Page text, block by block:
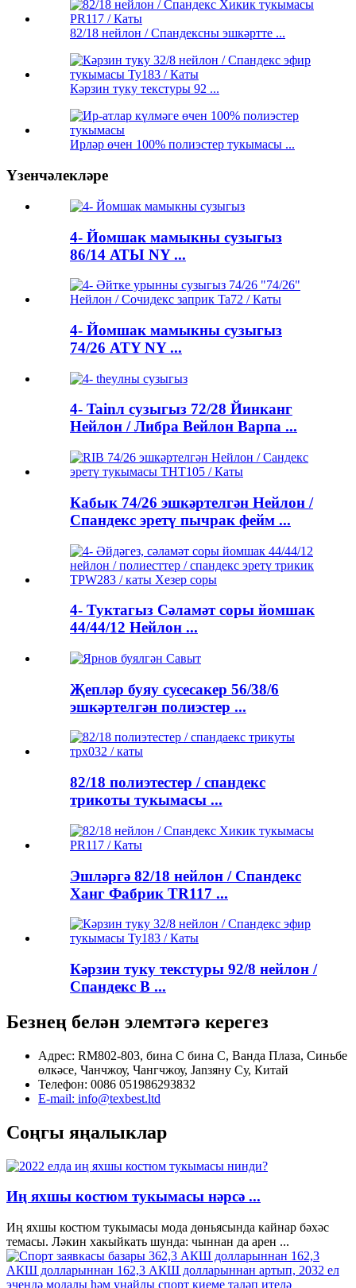
82/18 нейлон / Спандексны эшкәртте ...
Кәрзин туку текстуры 92 ...
Ирләр өчен 100% полиэстер тукымасы ...
Үзенчәлекләре
4- Йомшак мамыкны сузыгыз
86/14 АТЫ NY ...
4- Йомшак мамыкны сузыгыз
74/26 ATY NY ...
4- Tainл сузыгыз 72/28 Йинканг
Нейлон / Либра Вейлон Варпа ...
Кабык 74/26 эшкәртелгән Нейлон /
Спандекс эретү пычрак фейм ...
4- Туктагыз Сәламәт соры йомшак
44/44/12 Нейлон ...
Җепләр буяу сусесакер 56/38/6
эшкәртелгән полиэстер ...
82/18 полиэтестер / спандекс
трикоты тукымасы ...
Эшләргә 82/18 нейлон / Спандекс
Ханг Фабрик TR117 ...
Кәрзин туку текстуры 92/8 нейлон /
Спандекс В ...
Безнең белән элемтәгә керегез
Адрес: RM802-803, бина С бина С, Ванда Плаза, Синьбе
өлкәсе, Чанчжоу, Чангчжоу, Janзяну Су, Китай
Телефон: 0086 051986293832
E-mail: info@texbest.ltd
Соңгы яңалыклар
Иң яхшы костюм тукымасы нәрсә ...
Иң яхшы костюм тукымасы мода дөньясында кайнар бәхәс
темасы. Ләкин хакыйкать шунда: чыннан да арен ...